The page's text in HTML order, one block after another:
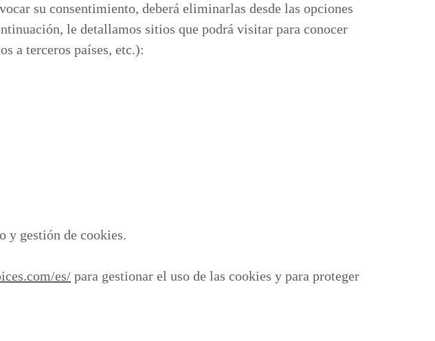
su consentimiento, deberá eliminarlas desde las opciones
le detallamos sitios que podrá visitar para conocer
a terceros países, etc.):
y gestión de cookies.
es/ para gestionar el uso de las cookies y para proteger